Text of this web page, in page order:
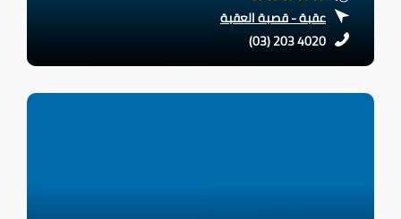
عقبة - قصبة العقبة
(03) 203 4020